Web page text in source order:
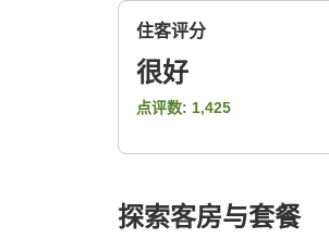
住客评分
很好
点评数: 1,425
探索客房与套餐